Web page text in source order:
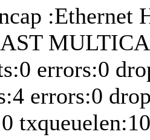
:Ethernet
errors:0
errors:0